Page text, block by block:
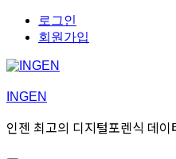
Skip
navigation
Skip
content
로그인
회원가입
INGEN
인젠 최고의 디지털포렌식 데이